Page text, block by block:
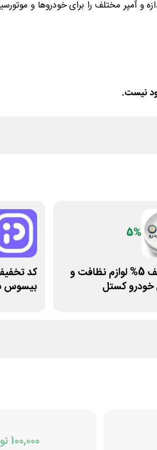
و آمپر مختلف را برای خودروها و
نیست.
5%
کد تخفیف 5% لوازم نظافت و
خودرو کستل
بیسوس
100,000 تومان